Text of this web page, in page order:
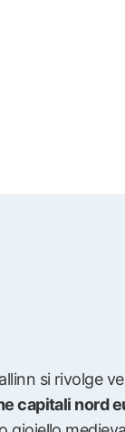
si rivolge
capitali nord